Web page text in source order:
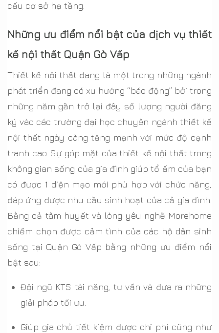
cấu cơ sở hạ tầng.
Những ưu điểm nổi bật của dịch vụ thiết
kế nội thất Quận Gò Vấp
Thiết kế nội thất đang là một trong những ngành
phát triển đang có xu hướng “báo động” bởi trong
những năm gần trở lại đây số lượng người đăng
ký vào các trường đại học chuyên ngành thiết kế
nội thất ngày càng tăng mạnh với mức độ cạnh
tranh cao. Sự góp mặt của thiết kế nội thất trong
không gian sống của gia đình giúp tổ ấm của bạn
có được 1 diện mạo mới phù hợp với chức năng,
đáp ứng được nhu cầu sinh hoạt của cả gia đình.
Bằng cả tâm huyết và lòng yêu nghề Morehome
chiếm chọn được cảm tình của các hộ dân sinh
sống tại Quận Gò Vấp bằng những ưu điểm nổi
bật sau:
Đội ngũ KTS tài năng, tư vấn và đưa ra những
giải pháp tối ưu.
Giúp gia chủ tiết kiệm được chi phí cũng như